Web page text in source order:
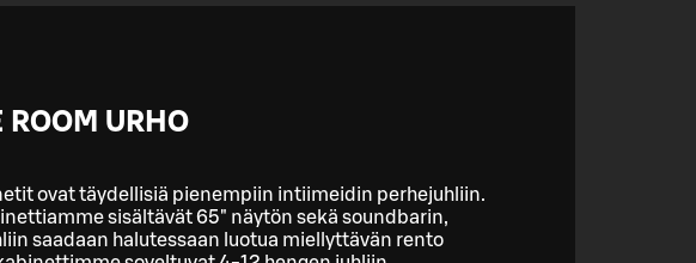
ROOM URHO
ovat täydellisiä pienempiin intiimeidin perhejuhliin.
sisältävät 65" näytön sekä soundbarin,
saadaan halutessaan luotua miellyttävän rento